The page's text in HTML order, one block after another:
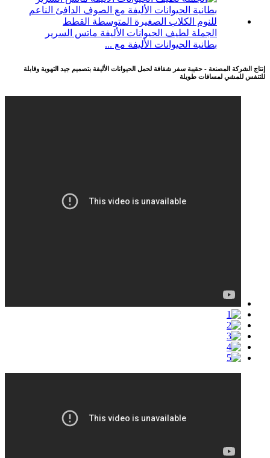
الجملة لطيف الحيوانات الأليفة ماتس السرير
بطانية الحيوانات الأليفة مع ...
إنتاج الشركة المصنعة - حقيبة سفر شفافة لحمل الحيوانات الأليفة بتصميم جيد التهوية وقابلة
للتنفس للمشي لمسافات طويلة